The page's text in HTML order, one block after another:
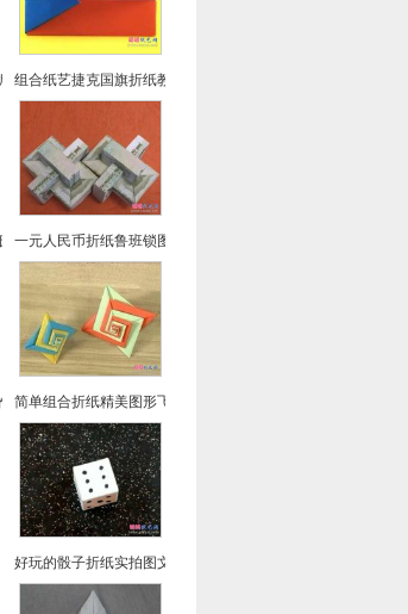
法实拍
组合纸艺捷克国旗折纸教程
图文教程
一元人民币折纸鲁班锁图文教程
折法教程
简单组合折纸精美图形飞镖折纸
好玩的骰子折纸实拍图文教程